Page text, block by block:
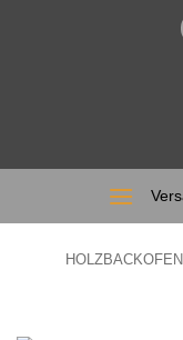
HOLZBACKOFEN